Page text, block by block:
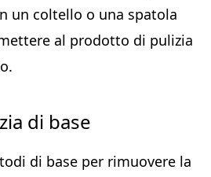
un coltello o una spatola
al prodotto di pulizia
di base
di base per rimuovere la